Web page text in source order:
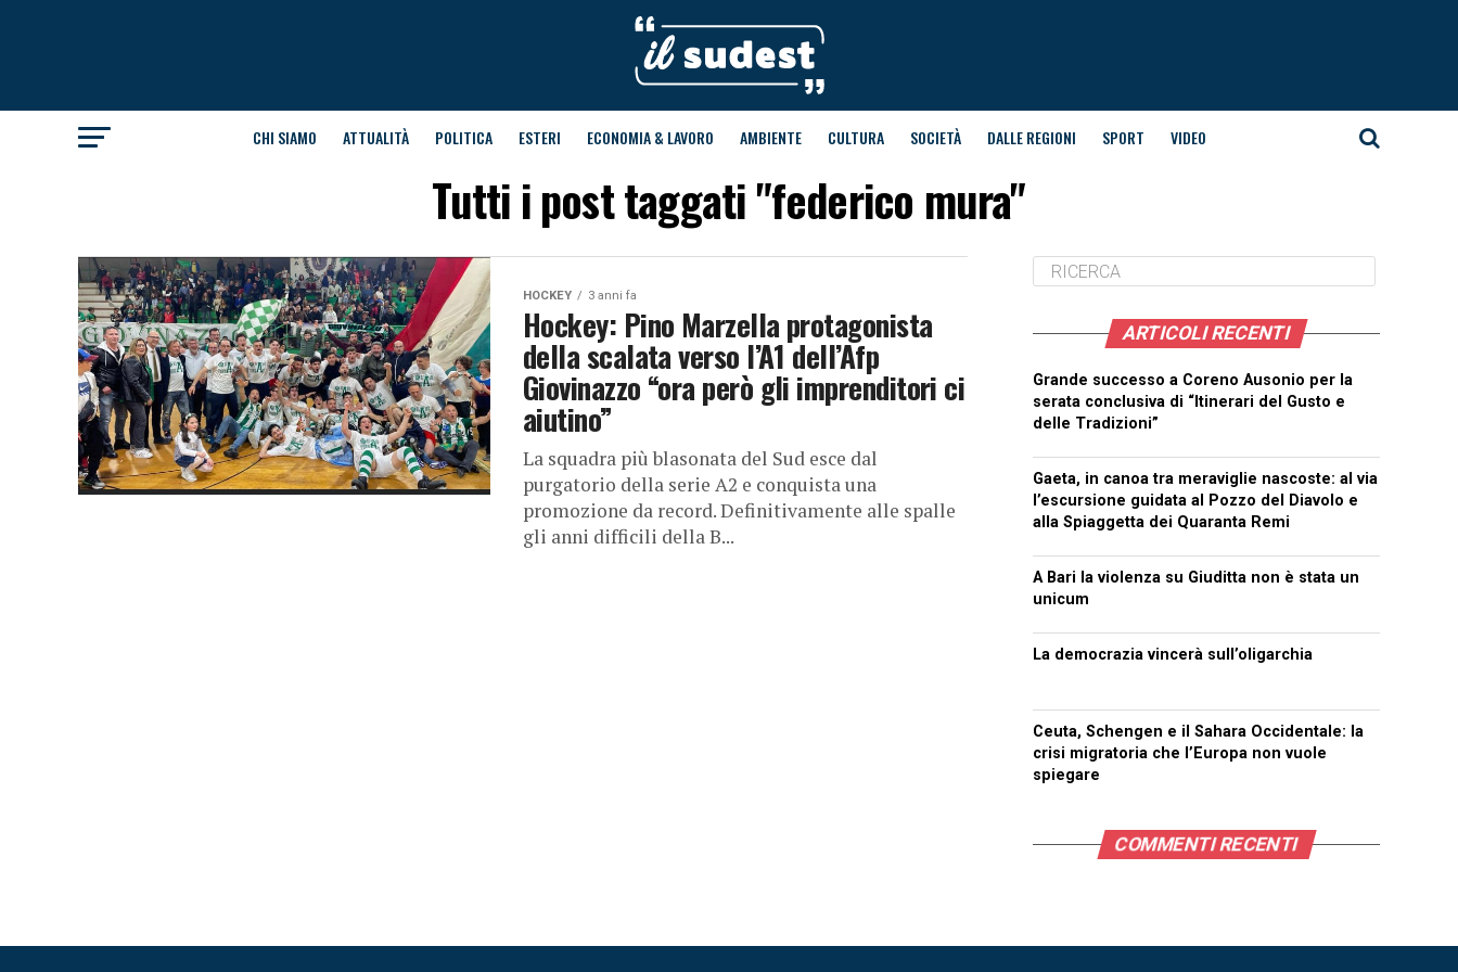
CHI SIAMO ATTUALITÀ POLITICA ESTERI ECONOMIA & LAVORO AMBIENTE CULTURA SOCIETÀ DALLE REGIONI SPORT VIDEO
Tutti i post taggati "federico mura"
HOCKEY 3 anni fa
Hockey: Pino Marzella protagonista
della scalata verso l’A1 dell’Afp
Giovinazzo “ora però gli imprenditori ci
aiutino”
La squadra più blasonata del Sud esce dal
purgatorio della serie A2 e conquista una
promozione da record. Definitivamente alle spalle
gli anni difficili della B...
ARTICOLI RECENTI
Grande successo a Coreno Ausonio per la
serata conclusiva di “Itinerari del Gusto e
delle Tradizioni”
Gaeta, in canoa tra meraviglie nascoste: al via
l’escursione guidata al Pozzo del Diavolo e
alla Spiaggetta dei Quaranta Remi
A Bari la violenza su Giuditta non è stata un
unicum
La democrazia vincerà sull’oligarchia
Ceuta, Schengen e il Sahara Occidentale: la
crisi migratoria che l’Europa non vuole
spiegare
COMMENTI RECENTI